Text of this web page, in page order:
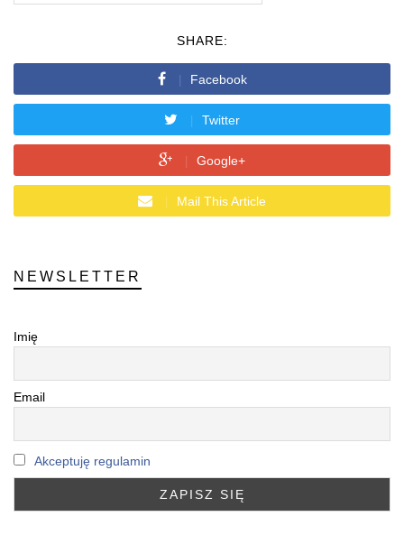
SHARE:
Facebook
Twitter
Google+
Mail This Article
NEWSLETTER
Imię
Email
Akceptuję regulamin